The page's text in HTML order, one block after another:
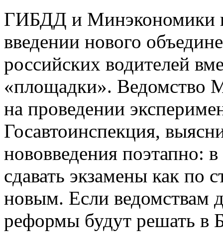
ГИБДД и Минэкономики
введении нового
российских водителей
«площадки». Ведомство
на проведении
Госавтоинспекция,
нововведения поэтапно:
сдавать экзамены как по
новым. Если ведомствам
реформы будут решать в